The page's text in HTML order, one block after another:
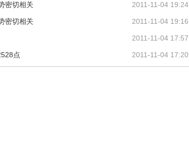
2011-11-04 19:24
密切相关
2011-11-04 19:16
密切相关
2011-11-04 17:57
2011-11-04 17:20
点